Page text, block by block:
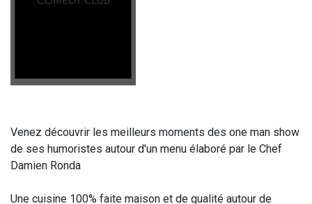
Venez découvrir les meilleurs moments des one man show
de ses humoristes autour d'un menu élaboré par le Chef
Damien Ronda
Une cuisine 100% faite maison et de qualité autour de